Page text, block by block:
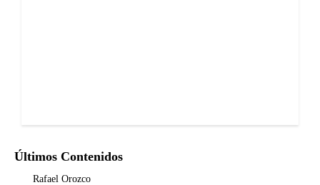
Últimos Contenidos
Rafael Orozco